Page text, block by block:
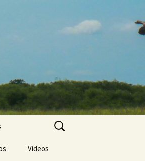
Videos
Buscar: